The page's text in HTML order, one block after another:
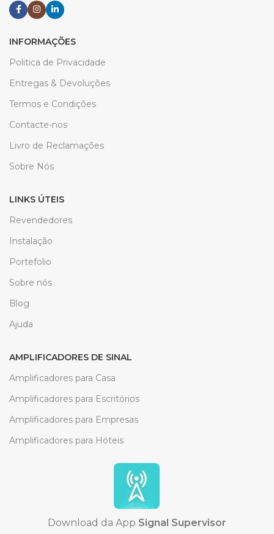
INFORMAÇÕES
Politica de Privacidade
Entregas & Devoluções
Termos e Condições
Contacte-nos
Livro de Reclamações
Sobre Nós
LINKS ÚTEIS
Revendedores
Instalação
Portefolio
Sobre nós
Blog
Ajuda
AMPLIFICADORES DE SINAL
Amplificadores para Casa
Amplificadores para Escritórios
Amplificadores para Empresas
Amplificadores para Hóteis
Download da App Signal Supervisor